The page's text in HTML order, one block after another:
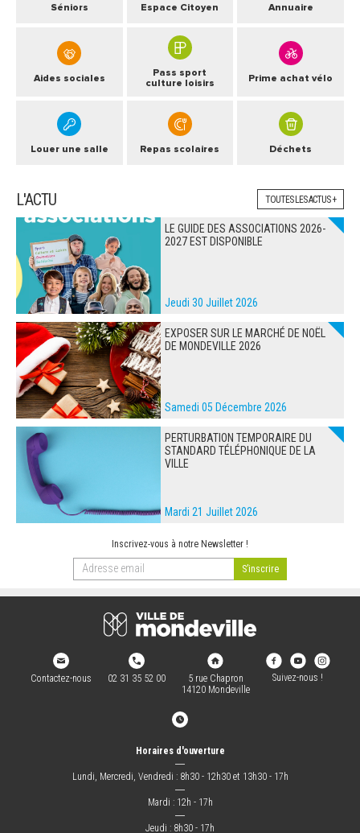
Séniors Espace Citoyen Annuaire
Aides sociales
Pass sport
culture loisirs
Prime achat vélo
Louer une salle Repas scolaires Déchets
L'ACTU TOUTES LES ACTUS +
LE GUIDE DES ASSOCIATIONS 2026-
2027 EST DISPONIBLE
Jeudi 30 Juillet 2026
EXPOSER SUR LE MARCHÉ DE NOËL
DE MONDEVILLE 2026
Samedi 05 Décembre 2026
PERTURBATION TEMPORAIRE DU
STANDARD TÉLÉPHONIQUE DE LA
VILLE
Mardi 21 Juillet 2026
Inscrivez-vous à notre Newsletter !
Contactez-nous 02 31 35 52 00
5 rue Chapron
14120 Mondeville
Suivez-nous !
Horaires d'ouverture
―
Lundi, Mercredi, Vendredi : 8h30 - 12h30 et 13h30 - 17h
―
Mardi : 12h - 17h
―
Jeudi : 8h30 - 17h